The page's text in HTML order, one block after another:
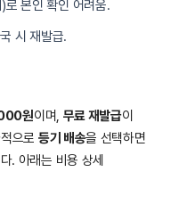
로 본인 확인 어려움.
시 재발급.
원이며, 무료 재발급이
으로 등기 배송을 선택하면
. 아래는 비용 상세